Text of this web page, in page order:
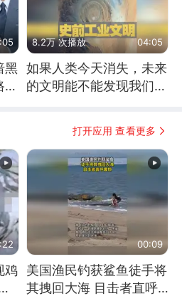
黑
8.2万 次播放 04:05
如果人类今天消失，未来
的文明能不能发现我们存
打开应用 查看更多
鸡
00:09
美国渔民钓获鲨鱼徒手将
其拽回大海 目击者直呼